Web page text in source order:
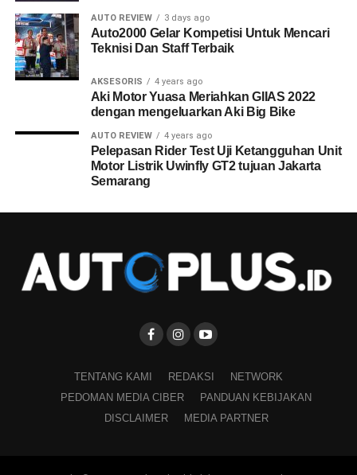
AUTO REVIEW 3 days ago
Auto2000 Gelar Kompetisi Untuk Mencari
Teknisi Dan Staff Terbaik
AKSESORIS 4 years ago
Aki Motor Yuasa Meriahkan GIIAS 2022
dengan mengeluarkan Aki Big Bike
AUTO REVIEW 4 years ago
Pelepasan Rider Test Uji Ketangguhan Unit
Motor Listrik Uwinfly GT2 tujuan Jakarta
Semarang
TENTANG KAMI REDAKSI
NETWORK
PEDOMAN MEDIA CIBER
PANDUAN KEBIJAKAN
DISCLAIMER
MEDIA PARTNER